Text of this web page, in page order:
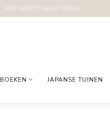
NIET GOED? GELD TERUG!
BOEKEN JAPANSE TUINEN